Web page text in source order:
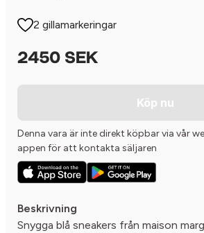
2 gillamarkeringar
2450 SEK
Köp nu
Denna vara är inte direkt köpbar via vår
appen för att kontakta säljaren
Beskrivning
Snygga blå sneakers från maison